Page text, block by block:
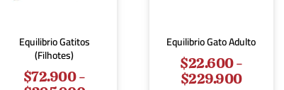
Equilibrio Gatitos
(Filhotes)
$72.900-
Equilibrio Gato Adulto
$22.600-
$229.900